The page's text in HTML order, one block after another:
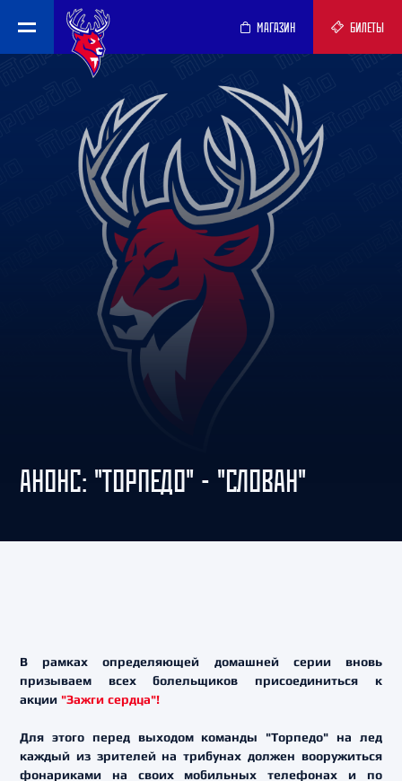
МАГАЗИН БИЛЕТЫ
АНОНС: "ТОРПЕДО" - "СЛОВАН"
В рамках определяющей домашней серии вновь
призываем всех болельщиков присоединиться к
акции "Зажги сердца"!
Для этого перед выходом команды "Торпедо" на лед
каждый из зрителей на трибунах должен вооружиться
фонариками на своих мобильных телефонах и по